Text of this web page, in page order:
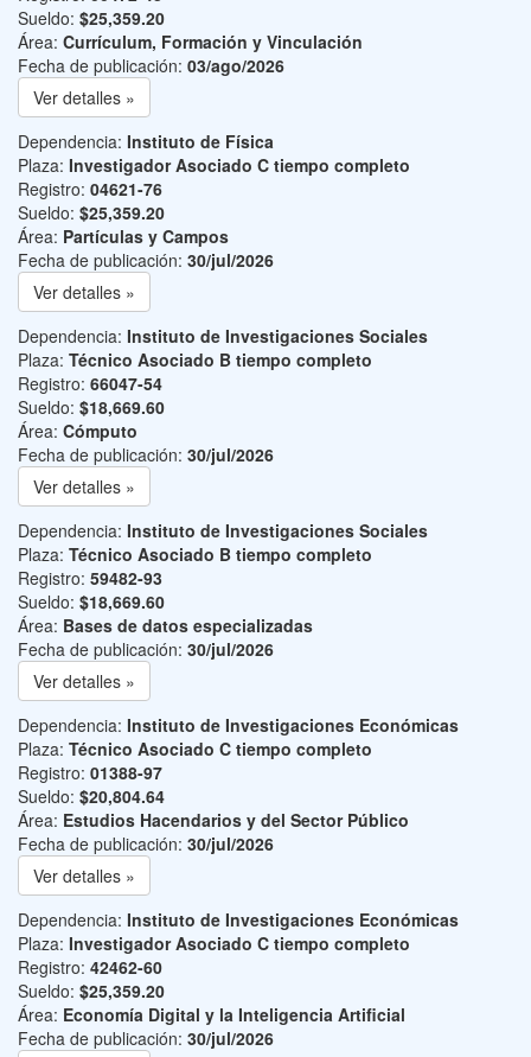
Sueldo: $25,359.20
Área: Currículum, Formación y Vinculación
Fecha de publicación: 03/ago/2026
Ver detalles »
Dependencia: Instituto de Física
Plaza: Investigador Asociado C tiempo completo
Registro: 04621-76
Sueldo: $25,359.20
Área: Partículas y Campos
Fecha de publicación: 30/jul/2026
Ver detalles »
Dependencia: Instituto de Investigaciones Sociales
Plaza: Técnico Asociado B tiempo completo
Registro: 66047-54
Sueldo: $18,669.60
Área: Cómputo
Fecha de publicación: 30/jul/2026
Ver detalles »
Dependencia: Instituto de Investigaciones Sociales
Plaza: Técnico Asociado B tiempo completo
Registro: 59482-93
Sueldo: $18,669.60
Área: Bases de datos especializadas
Fecha de publicación: 30/jul/2026
Ver detalles »
Dependencia: Instituto de Investigaciones Económicas
Plaza: Técnico Asociado C tiempo completo
Registro: 01388-97
Sueldo: $20,804.64
Área: Estudios Hacendarios y del Sector Público
Fecha de publicación: 30/jul/2026
Ver detalles »
Dependencia: Instituto de Investigaciones Económicas
Plaza: Investigador Asociado C tiempo completo
Registro: 42462-60
Sueldo: $25,359.20
Área: Economía Digital y la Inteligencia Artificial
Fecha de publicación: 30/jul/2026